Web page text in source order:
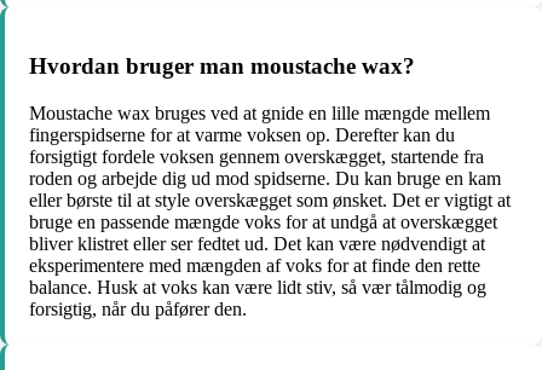
Hvordan bruger man moustache wax?
Moustache wax bruges ved at gnide en lille mængde mellem
fingerspidserne for at varme voksen op. Derefter kan du
forsigtigt fordele voksen gennem overskægget, startende fra
roden og arbejde dig ud mod spidserne. Du kan bruge en kam
eller børste til at style overskægget som ønsket. Det er vigtigt at
bruge en passende mængde voks for at undgå at overskægget
bliver klistret eller ser fedtet ud. Det kan være nødvendigt at
eksperimentere med mængden af voks for at finde den rette
balance. Husk at voks kan være lidt stiv, så vær tålmodig og
forsigtig, når du påfører den.